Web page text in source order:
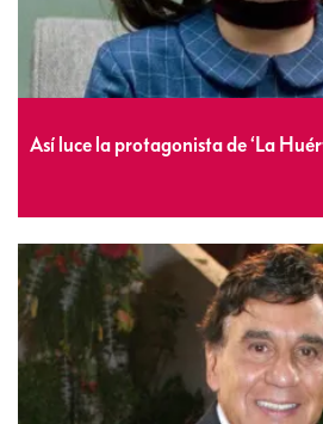
Así luce la protagonista de ‘La